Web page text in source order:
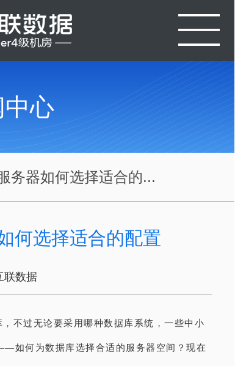
中心
务器如何选择适合的...
何选择适合的配置
联数据
不过无论要采用哪种数据库系统，一些中小
如何为数据库选择合适的服务器空间？现在